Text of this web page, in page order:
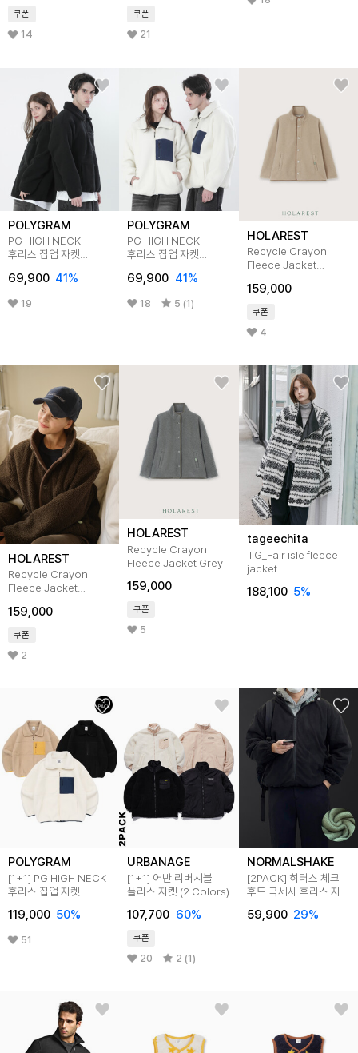
쿠폰
14
쿠폰
21
POLYGRAM
PG HIGH NECK
후리스 집업 자켓
69,900 41%
19
POLYGRAM
PG HIGH NECK
후리스 집업 자켓
69,900 41%
18 5 (1)
HOLAREST
Recycle Crayon
Fleece Jacket
159,000
쿠폰
4
HOLAREST
Recycle Crayon
Fleece Jacket
159,000
쿠폰
2
HOLAREST
Recycle Crayon
Fleece Jacket Grey
159,000
쿠폰
5
tageechita
TG_Fair isle fleece
jacket
188,100 5%
POLYGRAM
[1+1] PG HIGH NECK
후리스 집업 자켓
119,000 50%
51
URBANAGE
[1+1] 어반 리버시블
플리스 자켓 (2 Colors)
107,700 60%
쿠폰
20 2 (1)
NORMALSHAKE
[2PACK] 히터스 체크
후드 극세사 후리스 자켓
59,900 29%